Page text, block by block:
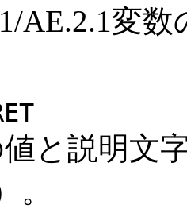
AE.2.1変
と説明文
。